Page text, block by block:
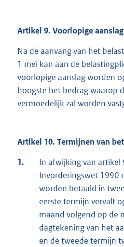
Artikel 9. Voorlopige aanslag
Na de aanvang van het
1 mei kan aan de
voorlopige aanslag worden
hoogste het bedrag waarop
vermoedelijk zal worden
Artikel 10. Termijnen van
1.
In afwijking van artikel
Invorderingswet 1990
worden betaald in
eerste termijn vervalt
maand volgend op de
dagtekening van het
en de tweede termijn